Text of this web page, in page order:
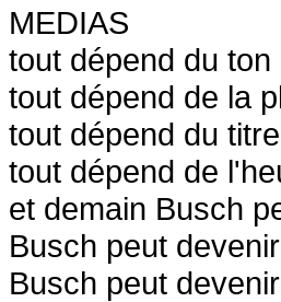
MEDIAS
tout dépend du ton
tout dépend de la
tout dépend du titre
tout dépend de
et demain Busch
Busch peut
Busch peut